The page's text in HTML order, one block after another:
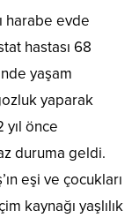
harabe evde
hastası 68
yaşam
yaparak
önce
duruma geldi.
eşi ve çocukları
kaynağı yaşlılık